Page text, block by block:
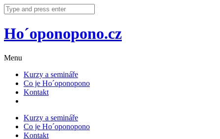
Ho´oponopono.cz
Menu
Kurzy a semináře
Co je Ho´oponopono
Kontakt
Kurzy a semináře
Co je Ho´oponopono
Kontakt